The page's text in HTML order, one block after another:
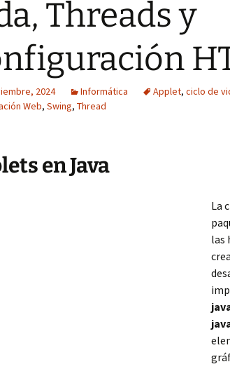
Threads y
2024 Informática Applet, ciclo de
Web, Swing, Thread
en Java
La
las